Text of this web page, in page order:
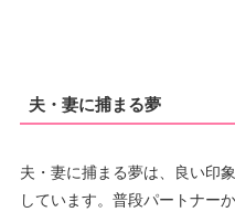
夫・妻に捕まる夢
夫・妻に捕まる夢は、良い印
しています。普段パートナー